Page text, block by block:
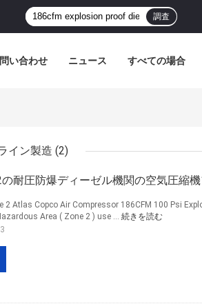
調査
い合わせ ニュース すべての場合
イン製造 (2)
耐圧防爆ディーゼル機関の空気圧縮
2 Atlas Copco Air Compressor 186CFM 100 Psi
Area ( Zone 2 ) use ... 続きを読む